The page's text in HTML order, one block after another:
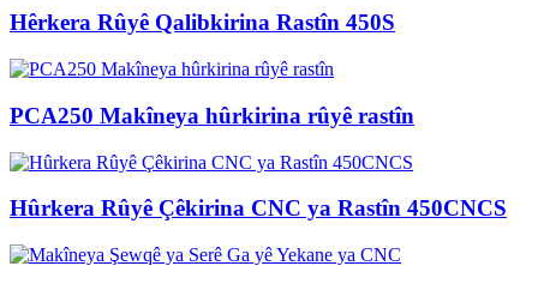
Hêrkera Rûyê Qalibkirina Rastîn 450S
PCA250 Makîneya hûrkirina rûyê rastîn
Hûrkera Rûyê Çêkirina CNC ya Rastîn 450CNCS